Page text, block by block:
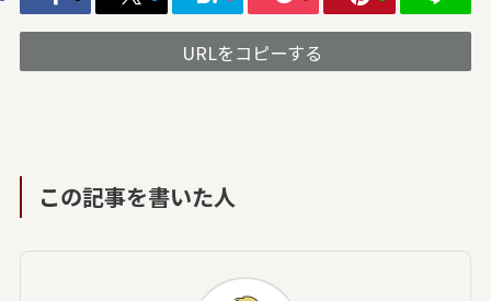
URLをコピーする
この記事を書いた人